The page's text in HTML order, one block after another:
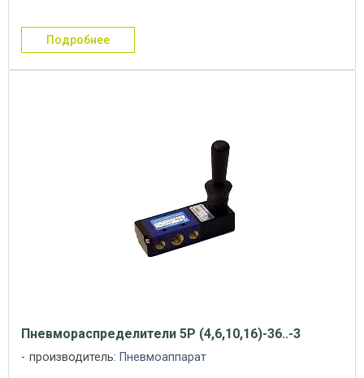
подробнее
Пневмораспределители 5Р (4,6,10,16)-36..-3
производитель: Пневмоаппарат